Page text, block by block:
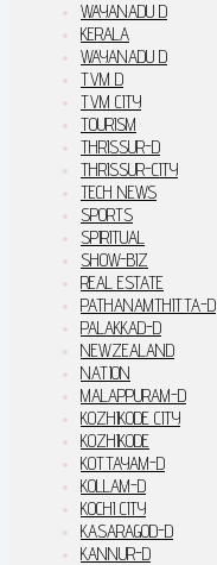
WAYANADU D
KERALA
WAYANADU D
TVM D
TVM CITY
TOURISM
THRISSUR-D
THRISSUR-CITY
TECH NEWS
SPORTS
SPIRITUAL
SHOW-BIZ
REAL ESTATE
PATHANAMTHITTA-D
PALAKKAD-D
NEWZEALAND
NATION
MALAPPURAM-D
KOZHIKODE CITY
KOZHIKODE
KOTTAYAM-D
KOLLAM-D
KOCHI CITY
KASARAGOD-D
KANNUR-D